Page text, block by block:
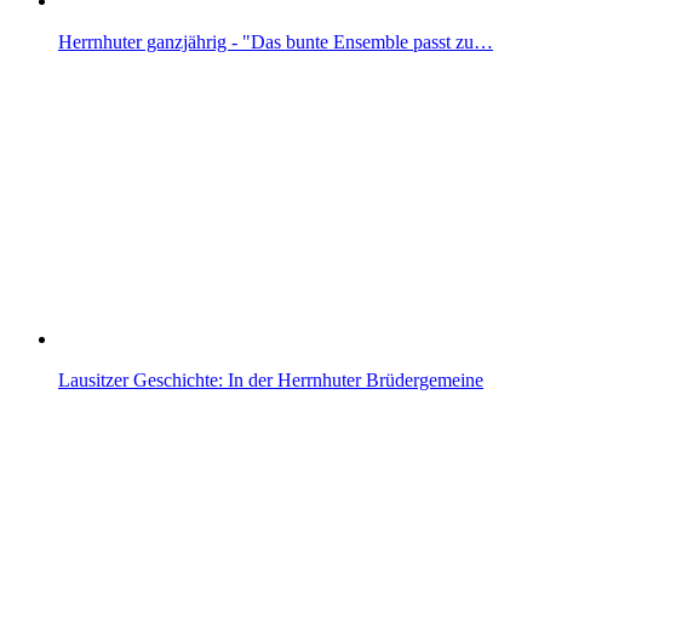
Herrnhuter ganzjährig - "Das bunte Ensemble passt zu…
Lausitzer Geschichte: In der Herrnhuter Brüdergemeine